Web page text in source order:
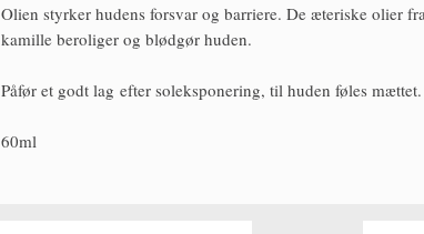
Olien styrker hudens forsvar og barriere. De æteriske olier
kamille beroliger og blødgør huden.
Påfør et godt lag efter soleksponering, til huden føles mættet.
60ml